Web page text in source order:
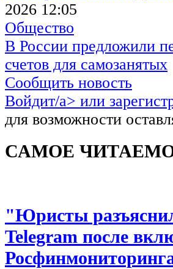
2026 12:05
Общество
В России предложили
счетов для самозанятых
Сообщить новость
Войдит/a> или
для возможности
САМОЕ
"Юристы
Telegram после